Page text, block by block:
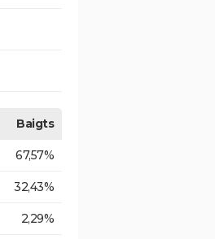
Baigts
67,57%
32,43%
2,29%